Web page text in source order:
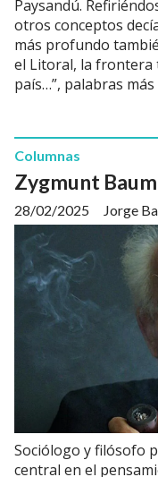
Paysandú.
otros conceptos
más profundo
el Litoral, la frontera
país…”, palabras
Zygmunt
Jorge
Columnas
28/02/2025
Sociólogo y filósofo
central en el